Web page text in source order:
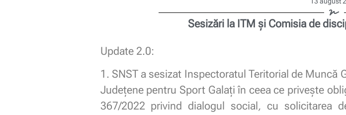
Sesizări la ITM și Comisia de
Update 2.0:
1. SNST a sesizat Inspectoratul Teritorial de Muncă
Județene pentru Sport Galați în ceea ce privește
367/2022 privind dialogul social, cu solicitarea